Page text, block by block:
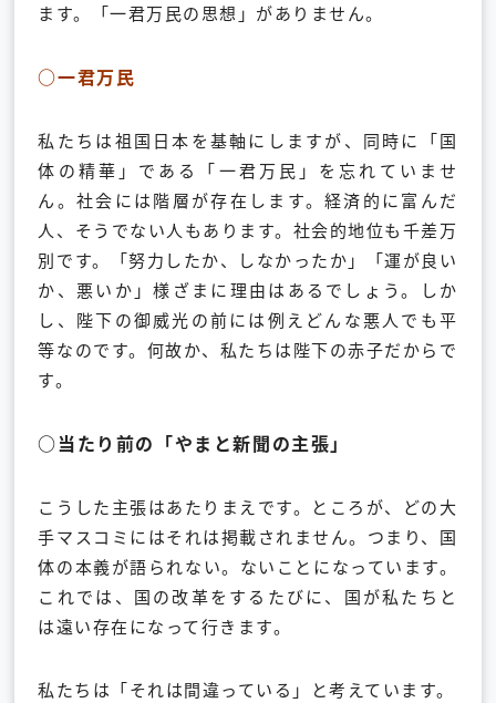
ます。「一君万民の思想」がありません。
○一君万民
私たちは祖国日本を基軸にしますが、同時に「国
体の精華」である「一君万民」を忘れていませ
ん。社会には階層が存在します。経済的に富んだ
人、そうでない人もあります。社会的地位も千差万
別です。「努力したか、しなかったか」「運が良い
か、悪いか」様ざまに理由はあるでしょう。しか
し、陛下の御威光の前には例えどんな悪人でも平
等なのです。何故か、私たちは陛下の赤子だからで
す。
○当たり前の「やまと新聞の主張」
こうした主張はあたりまえです。ところが、どの大
手マスコミにはそれは掲載されません。つまり、国
体の本義が語られない。ないことになっています。
これでは、国の改革をするたびに、国が私たちと
は遠い存在になって行きます。
私たちは「それは間違っている」と考えています。